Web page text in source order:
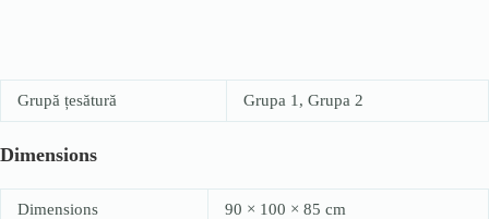
Grupă țesătură Grupa 1, Grupa 2
Dimensions
Dimensions 90 × 100 × 85 cm